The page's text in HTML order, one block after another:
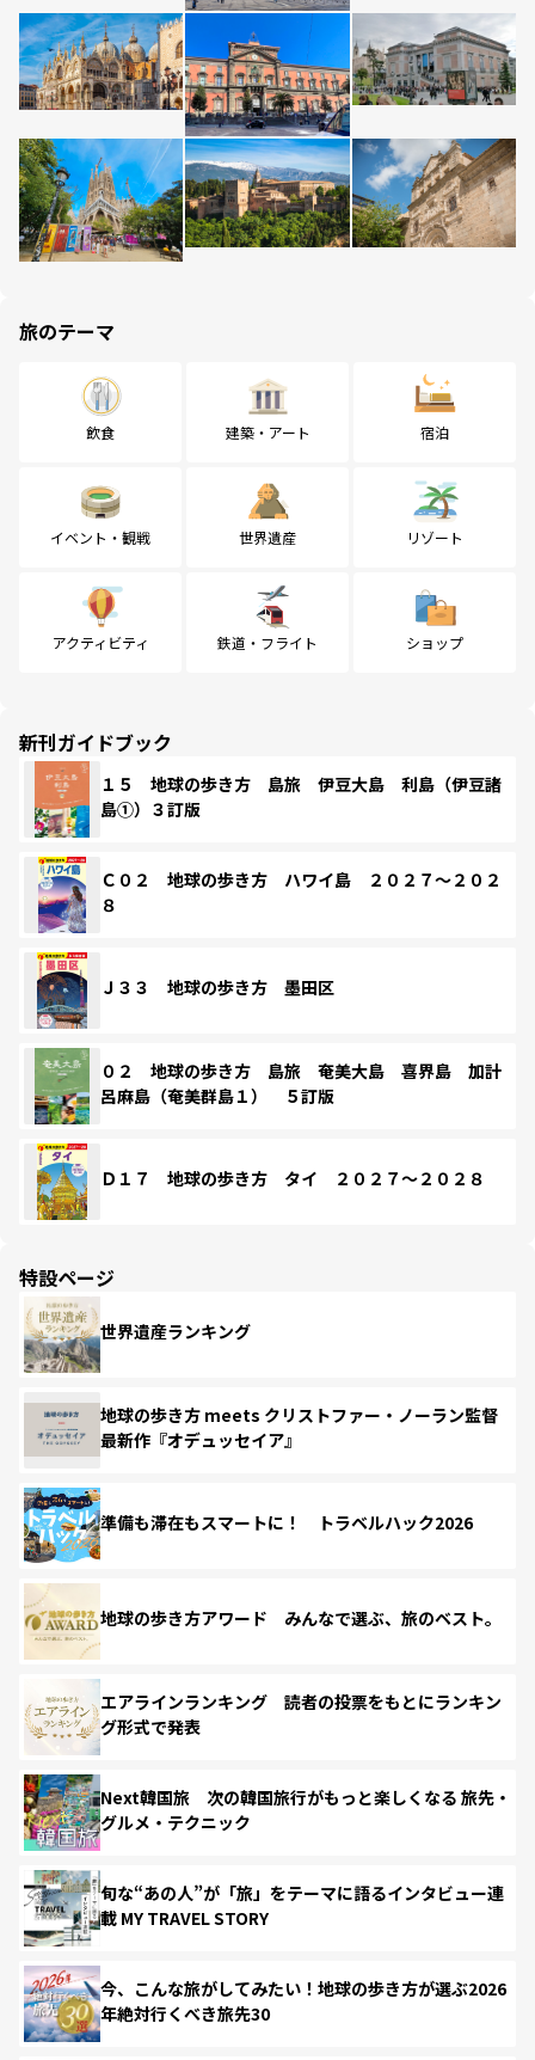
旅のテーマ
飲食 建築・アート 宿泊
イベント・観戦 世界遺産 リゾート
アクティビティ 鉄道・フライト ショップ
新刊ガイドブック
１５ 地球の歩き方 島旅 伊豆大島 利島（伊豆諸
島①）３訂版
Ｃ０２ 地球の歩き方 ハワイ島 ２０２７～２０２
８
Ｊ３３ 地球の歩き方 墨田区
０２ 地球の歩き方 島旅 奄美大島 喜界島 加計
呂麻島（奄美群島１） ５訂版
Ｄ１７ 地球の歩き方 タイ ２０２７～２０２８
特設ページ
世界遺産ランキング
地球の歩き方 meets クリストファー・ノーラン監督
最新作『オデュッセイア』
準備も滞在もスマートに！ トラベルハック2026
地球の歩き方アワード みんなで選ぶ、旅のベスト。
エアラインランキング 読者の投票をもとにランキン
グ形式で発表
Next韓国旅 次の韓国旅行がもっと楽しくなる 旅先・
グルメ・テクニック
旬な“あの人”が「旅」をテーマに語るインタビュー連
載 MY TRAVEL STORY
今、こんな旅がしてみたい！地球の歩き方が選ぶ2026
年絶対行くべき旅先30